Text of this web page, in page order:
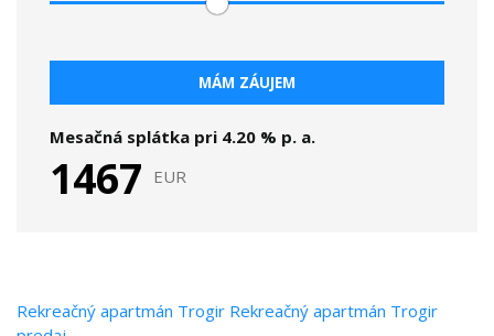
MÁM ZÁUJEM
Mesačná splátka pri 4.20 % p. a.
1467 EUR
Rekreačný apartmán Trogir Rekreačný apartmán Trogir